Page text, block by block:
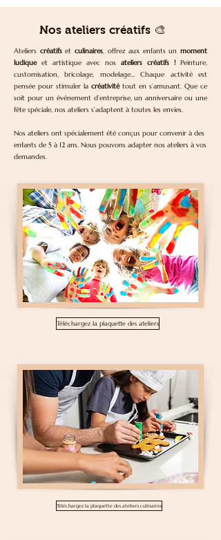
Nos ateliers créatifs 🎨
Ateliers créatifset culinaires, offrez aux enfants un moment
ludiqueet artistique avec nos ateliers créatifs !Peinture,
customisation, bricolage, modelage… Chaque activité est
pensée pour stimuler la créativitétout en s’amusant. Que ce
soit pour un événement d’entreprise, un anniversaire ou une
fête spéciale, nos ateliers s’adaptent à toutes les envies.
Nos ateliers ont spécialement été conçus pour convenir à des
enfants de 5 à 12 ans. Nous pouvons adapter nos ateliers à vos
demandes.
Téléchargez la plaquette des ateliers
Téléchargez la plaquette des ateliers culinaires